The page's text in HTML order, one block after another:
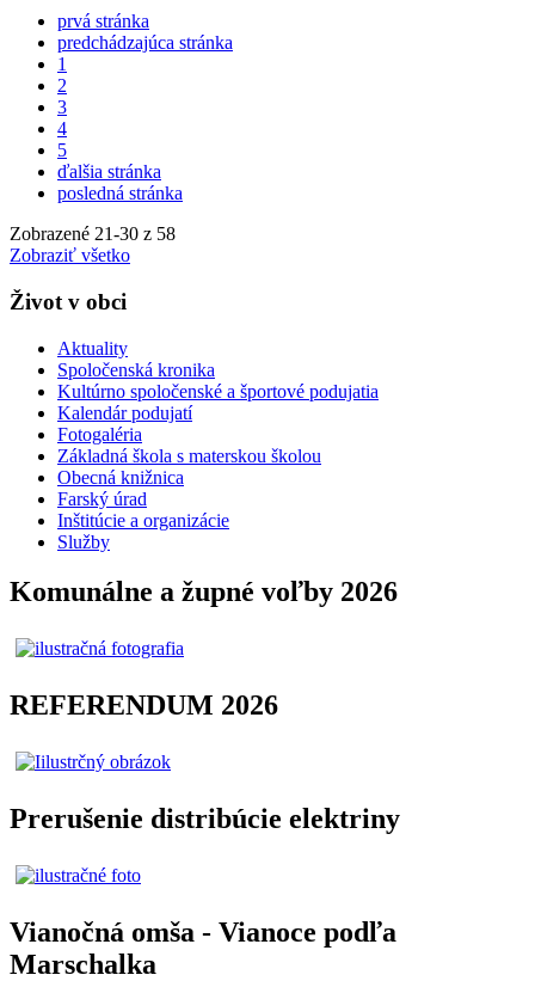
prvá stránka
predchádzajúca stránka
1
2
3
4
5
ďalšia stránka
posledná stránka
Zobrazené 21-30 z 58
Zobraziť všetko
Život v obci
Aktuality
Spoločenská kronika
Kultúrno spoločenské a športové podujatia
Kalendár podujatí
Fotogaléria
Základná škola s materskou školou
Obecná knižnica
Farský úrad
Inštitúcie a organizácie
Služby
Komunálne a župné voľby 2026
REFERENDUM 2026
Prerušenie distribúcie elektriny
Vianočná omša - Vianoce podľa
Marschalka